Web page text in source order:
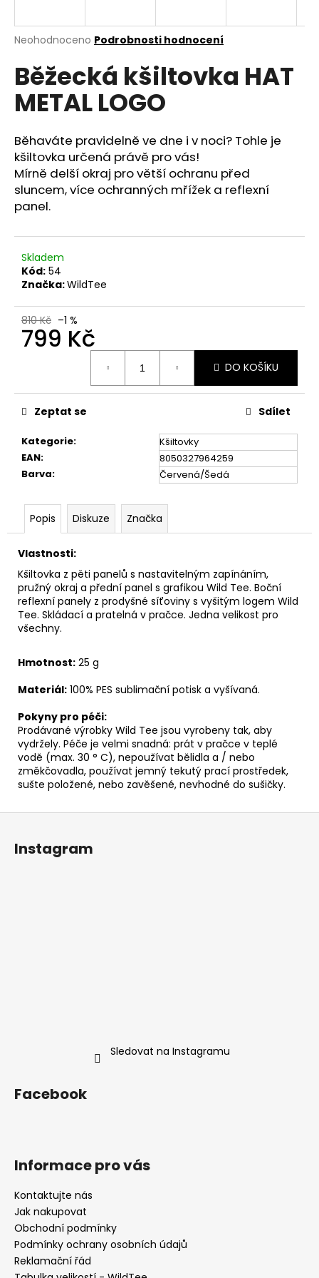
Průměrné
produktu
je
0,0
hvězdiček.
Neohodnoceno Podrobnosti hodnocení
Běžecká kšiltovka HAT
METAL LOGO
Běhaváte pravidelně ve dne i v noci? Tohle je
kšiltovka určená právě pro vás!
Mírně delší okraj pro větší ochranu před
sluncem, více ochranných mřížek a reflexní
panel.
Skladem
Kód: 54
Značka:WildTee
810 Kč –1 %
799 Kč
DO KOŠÍKU
Kategorie:
Kšiltovky
EAN:
8050327964259
Barva: Červená/Šedá
Zeptat se Sdílet
Popis Diskuze Značka
Vlastnosti:
Kšiltovka z pěti panelů s nastavitelným zapínáním,
pružný okraj a přední panel s grafikou Wild Tee. Boční
reflexní panely z prodyšné síťoviny s vyšitým logem Wild
Tee. Skládací a pratelná v pračce. Jedna velikost pro
všechny.
Hmotnost: 25 g
Materiál: 100% PES sublimační potisk a vyšívaná.
Pokyny pro péči:
Prodávané výrobky Wild Tee jsou vyrobeny tak, aby
vydržely. Péče je velmi snadná: prát v pračce v teplé
vodě (max. 30 ° C), nepoužívat bělidla a / nebo
změkčovadla, používat jemný tekutý prací prostředek,
sušte položené, nebo zavěšené, nevhodné do sušičky.
j
t
?
HLEDAT
o
p
o
u
č
u
e
FUNKČNÍ
TRIKO
FOREST
Kč
Z
Instagram
Sledovat na Instagramu
Facebook
Informace pro vás
Kontaktujte nás
Jak nakupovat
Obchodní podmínky
Podmínky ochrany osobních údajů
Reklamační řád